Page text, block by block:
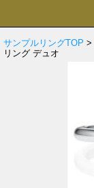
サンプルリングTOP >
リング デュオ